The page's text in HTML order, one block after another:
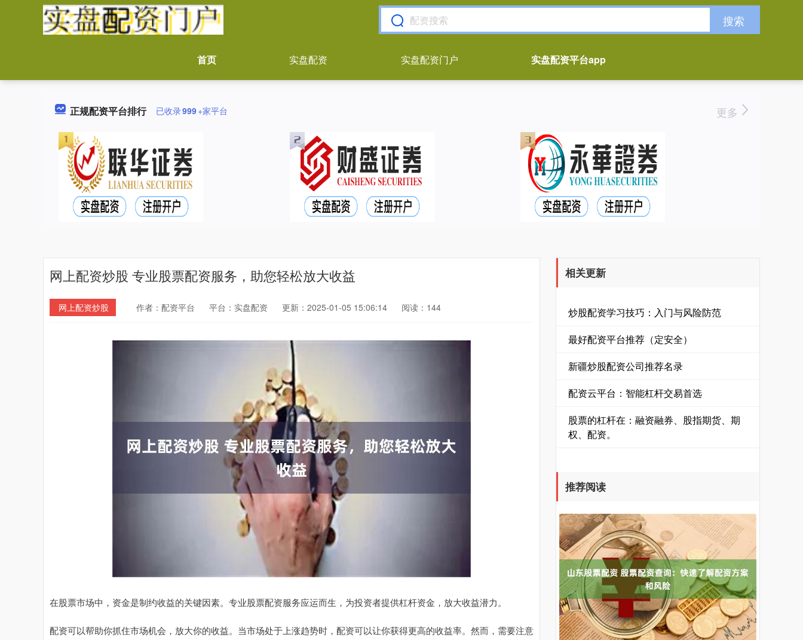
搜索
首页 实盘配资 实盘配资门户 实盘配资平台app
正规配资平台排行 已收录999+家平台 更多
网上配资炒股 专业股票配资服务，助您轻松放大收益
网上配资炒股 作者：配资平台 平台：实盘配资 更新：2025-01-05 15:06:14 阅读：144
在股票市场中，资金是制约收益的关键因素。专业股票配资服务应运而生，为投资者提供杠杆资金，放大收益潜力。
配资可以帮助你抓住市场机会，放大你的收益。当市场处于上涨趋势时，配资可以让你获得更高的收益率。然而，需要注意
相关更新
炒股配资学习技巧：入门与风险防范
最好配资平台推荐（定安全）
新疆炒股配资公司推荐名录
配资云平台：智能杠杆交易首选
股票的杠杆在：融资融券、股指期货、期
权、配资。
推荐阅读